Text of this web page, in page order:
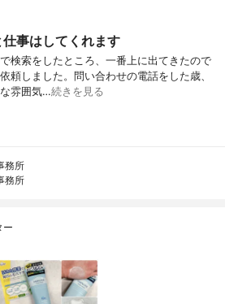
事はしてくれます
検索をしたところ、一番上に出てきたので
頼しました。問い合わせの電話をした歳、
雰囲気…続きを見る
務所
務所
ー